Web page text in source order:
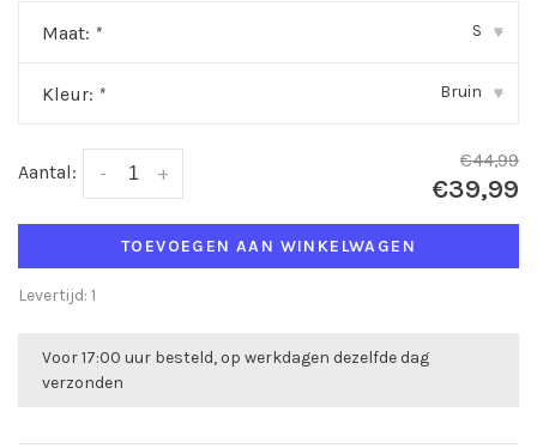
Maat: * S ▾
Kleur: * Bruin ▾
Aantal: +
-
€44,99
€39,99
TOEVOEGEN AAN WINKELWAGEN
Levertijd: 1
Voor 17:00 uur besteld, op werkdagen dezelfde dag
verzonden